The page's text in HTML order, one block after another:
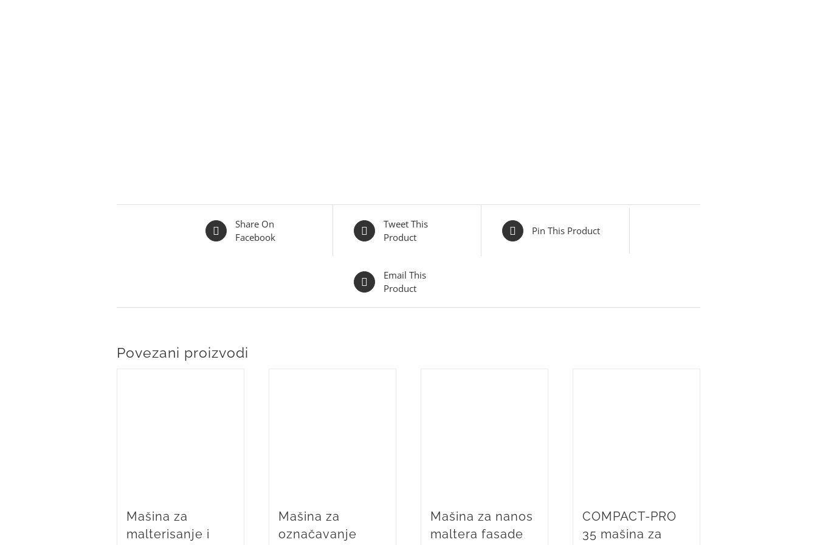
Share On
Facebook
Tweet This
Product
Pin This Product
Email This
Product
Povezani proizvodi
Mašina za
malterisanje i
Mašina za
označavanje
Mašina za nanos
maltera fasade
COMPACT-PRO
35 mašina za